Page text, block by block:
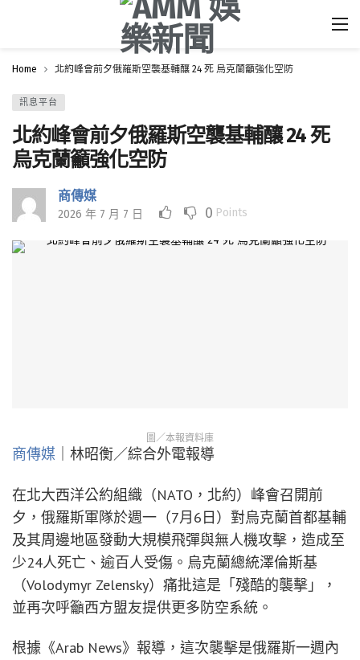
Home 北約峰會前夕俄羅斯空襲基輔釀 24 死 烏克蘭籲強化空防
訊息平台
北約峰會前夕俄羅斯空襲基輔釀 24 死
烏克蘭籲強化空防
商傳媒
2026 年 7 月 7 日 0 Points
圖／本報資料庫
商傳媒 ｜林昭衡／綜合外電報導
在北大西洋公約組織（NATO，北約）峰會召開前
夕，俄羅斯軍隊於週一（7月6日）對烏克蘭首都基輔
及其周邊地區發動大規模飛彈與無人機攻擊，造成至
少24人死亡、逾百人受傷。烏克蘭總統澤倫斯基
（Volodymyr Zelensky）痛批這是「殘酷的襲擊」，
並再次呼籲西方盟友提供更多防空系統。
根據《Arab News》報導，這次襲擊是俄羅斯一週內